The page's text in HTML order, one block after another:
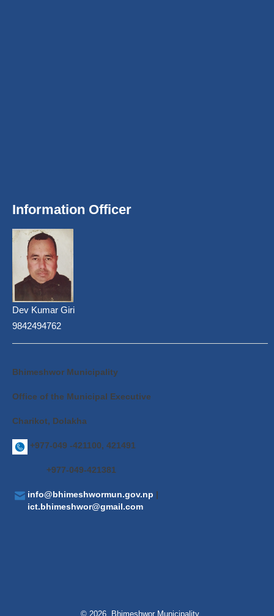
Information Officer
Dev Kumar Giri
9842494762
Bhimeshwor Municipality
Office of the Municipal Executive
Charikot, Dolakha
+977-049 -421100, 421491
+977-049-421381
info@bhimeshwormun.gov.np |
ict.bhimeshwor@gmail.com
© 2026 Bhimeshwor Municipality